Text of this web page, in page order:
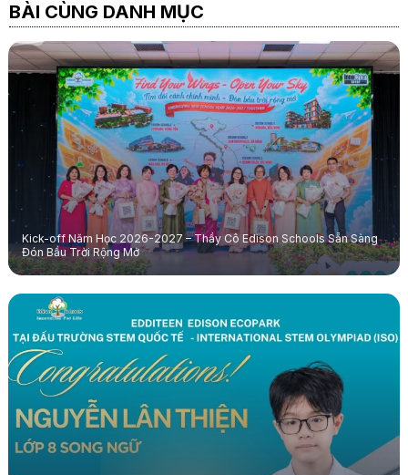
BÀI CÙNG DANH MỤC
Kick-off Năm Học 2026-2027 – Thầy Cô Edison Schools Sẵn Sàng
Đón Bầu Trời Rộng Mở